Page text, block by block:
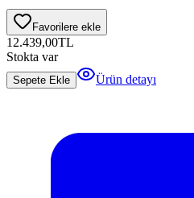
Favorilere ekle
12.439,00TL
Stokta var
Sepete Ekle Ürün detayı